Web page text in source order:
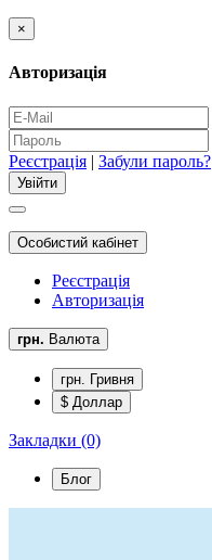
×
Авторизація
Реєстрація | Забули пароль?
Особистий кабінет
Реєстрація
Авторизація
грн. Валюта
грн. Гривня
$ Доллар
Закладки (0)
Блог